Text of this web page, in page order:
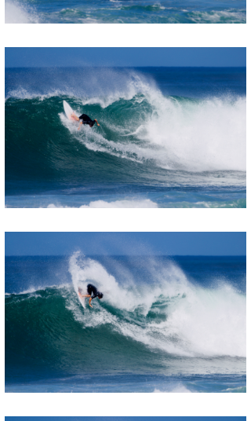
予報士 hiro.
banpaku
Mr.K
chappy
Romisea